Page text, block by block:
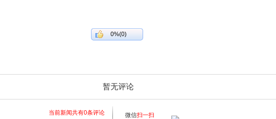
0%(0)
暂无评论
当前新闻共有0条评论 微信扫一扫